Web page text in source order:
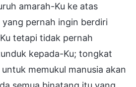
amarah-Ku ke atas
pernah ingin berdiri
tetapi tidak pernah
kepada-Ku; tongkat
memukul manusia akan